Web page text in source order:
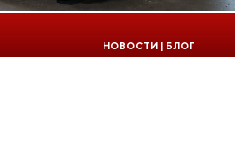
НОВОСТИ | БЛОГ